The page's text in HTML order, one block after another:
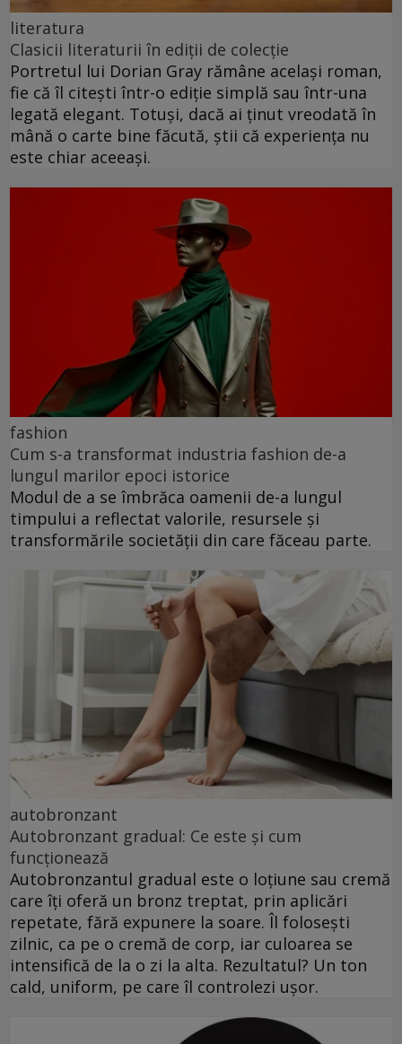
literatura
Clasicii literaturii în ediții de colecție
Portretul lui Dorian Gray rămâne același roman,
fie că îl citești într-o ediție simplă sau într-una
legată elegant. Totuși, dacă ai ținut vreodată în
mână o carte bine făcută, știi că experiența nu
este chiar aceeași.
fashion
Cum s-a transformat industria fashion de-a
lungul marilor epoci istorice
Modul de a se îmbrăca oamenii de-a lungul
timpului a reflectat valorile, resursele și
transformările societății din care făceau parte.
autobronzant
Autobronzant gradual: Ce este și cum
funcționează
Autobronzantul gradual este o loțiune sau cremă
care îți oferă un bronz treptat, prin aplicări
repetate, fără expunere la soare. Îl folosești
zilnic, ca pe o cremă de corp, iar culoarea se
intensifică de la o zi la alta. Rezultatul? Un ton
cald, uniform, pe care îl controlezi ușor.